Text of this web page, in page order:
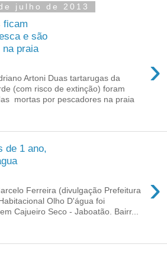
julho de 2013
ficam
e são
na praia
›
Artoni Duas tartarugas da
(com risco de extinção) foram
mortas por pescadores na praia
de 1 ano,
›
Ferreira (divulgação Prefeitura
Olho D'água foi
Cajueiro Seco - Jaboatão. Bairr...